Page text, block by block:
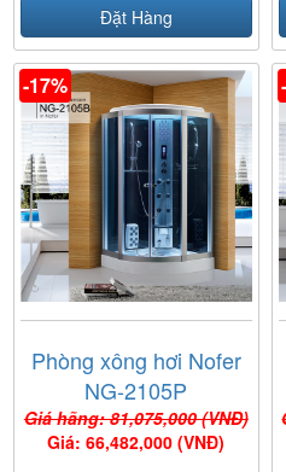
Đặt Hàng
-17%
Phòng xông hơi Nofer
NG-2105P
Giá hãng: 81,075,000 (VNĐ)
Giá: 66,482,000 (VNĐ)